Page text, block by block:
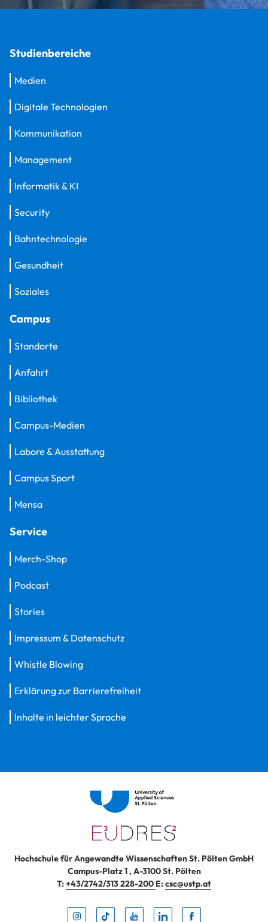
Studienbereiche
Medien
Digitale Technologien
Kommunikation
Management
Informatik & KI
Security
Bahntechnologie
Gesundheit
Soziales
Campus
Standorte
Anfahrt
Bibliothek
Campus-Medien
Labore & Ausstattung
Campus Sport
Mensa
Service
Merch-Shop
Podcast
Stories
Impressum & Datenschutz
Whistle Blowing
Erklärung zur Barrierefreiheit
Inhalte in leichter Sprache
Hochschule für Angewandte Wissenschaften St. Pölten GmbH
Campus-Platz 1,A-3100St. Pölten
T:+43/2742/313 228-200 E:csc@ustp.at